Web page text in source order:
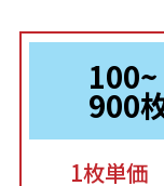
100~
900
1枚単価